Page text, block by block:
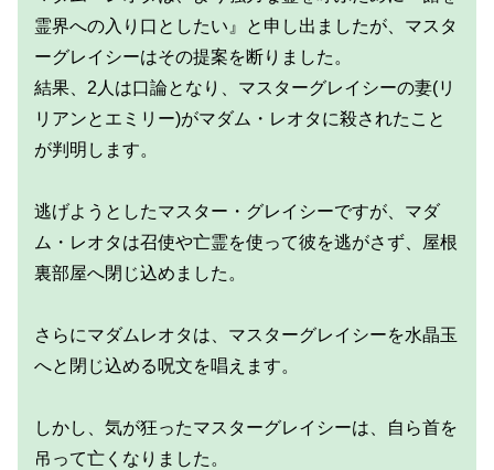
霊界への入り口としたい』と申し出ましたが、マスタ
ーグレイシーはその提案を断りました。
結果、2人は口論となり、マスターグレイシーの妻(リ
リアンとエミリー)がマダム・レオタに殺されたこと
が判明します。
逃げようとしたマスター・グレイシーですが、マダ
ム・レオタは召使や亡霊を使って彼を逃がさず、屋根
裏部屋へ閉じ込めました。
さらにマダムレオタは、マスターグレイシーを水晶玉
へと閉じ込める呪文を唱えます。
しかし、気が狂ったマスターグレイシーは、自ら首を
吊って亡くなりました。